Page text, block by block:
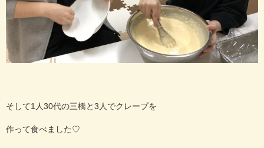
そして1人30代の三橋と3人でクレープを
作って食べました♡